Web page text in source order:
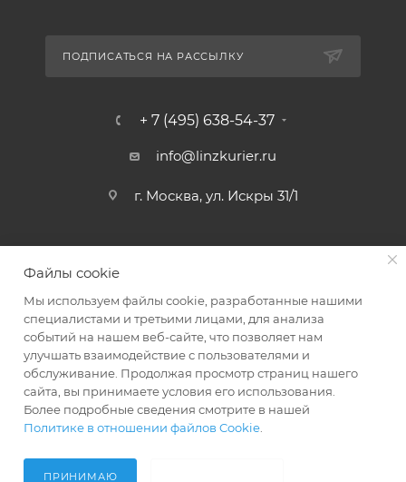
ПОДПИСАТЬСЯ НА РАССЫЛКУ
+ 7 (495) 638-54-37
info@linzkurier.ru
г. Москва, ул. Искры 31/1
2008 - 2026 © Интернет магазин Линз Курьер
Файлы cookie
Мы используем файлы cookie, разработанные нашими
специалистами и третьими лицами, для анализа
событий на нашем веб-сайте, что позволяет нам
улучшать взаимодействие с пользователями и
обслуживание. Продолжая просмотр страниц нашего
сайта, вы принимаете условия его использования.
Более подробные сведения смотрите в нашей
Политике в отношении файлов Cookie
ПРИНИМАЮ